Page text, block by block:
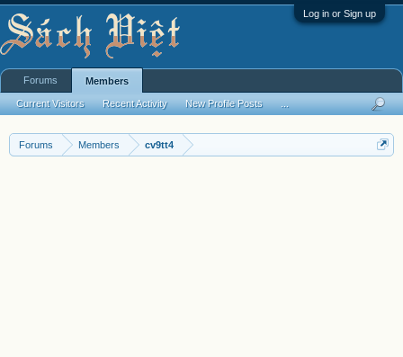
Log in or Sign up
Forums Members cv9tt4
Forums Members
Current Visitors Recent Activity New Profile Posts